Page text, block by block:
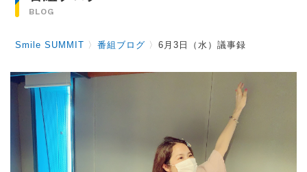
BLOG
Smile SUMMIT 〉番組ブログ 〉6月3日（水）議事録